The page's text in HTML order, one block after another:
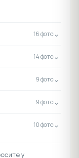
16 фото⌄
14 фото⌄
9 фото⌄
9 фото⌄
10 фото⌄
у